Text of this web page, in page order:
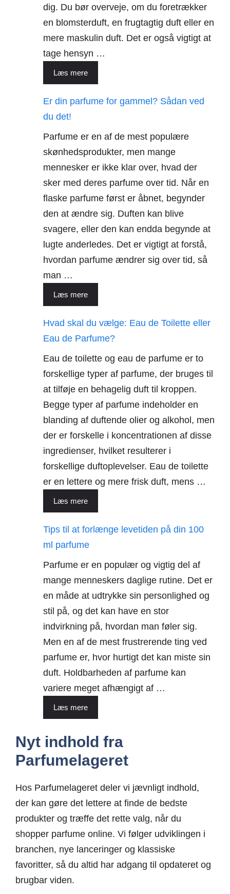
dig. Du bør overveje, om du foretrækker
en blomsterduft, en frugtagtig duft eller en
mere maskulin duft. Det er også vigtigt at
tage hensyn …
Læs mere
Er din parfume for gammel? Sådan ved
du det!
Parfume er en af de mest populære
skønhedsprodukter, men mange
mennesker er ikke klar over, hvad der
sker med deres parfume over tid. Når en
flaske parfume først er åbnet, begynder
den at ændre sig. Duften kan blive
svagere, eller den kan endda begynde at
lugte anderledes. Det er vigtigt at forstå,
hvordan parfume ændrer sig over tid, så
man …
Læs mere
Hvad skal du vælge: Eau de Toilette eller
Eau de Parfume?
Eau de toilette og eau de parfume er to
forskellige typer af parfume, der bruges til
at tilføje en behagelig duft til kroppen.
Begge typer af parfume indeholder en
blanding af duftende olier og alkohol, men
der er forskelle i koncentrationen af disse
ingredienser, hvilket resulterer i
forskellige duftoplevelser. Eau de toilette
er en lettere og mere frisk duft, mens …
Læs mere
Tips til at forlænge levetiden på din 100
ml parfume
Parfume er en populær og vigtig del af
mange menneskers daglige rutine. Det er
en måde at udtrykke sin personlighed og
stil på, og det kan have en stor
indvirkning på, hvordan man føler sig.
Men en af de mest frustrerende ting ved
parfume er, hvor hurtigt det kan miste sin
duft. Holdbarheden af parfume kan
variere meget afhængigt af …
Læs mere
Nyt indhold fra
Parfumelageret
Hos Parfumelageret deler vi jævnligt indhold,
der kan gøre det lettere at finde de bedste
produkter og træffe det rette valg, når du
shopper parfume online. Vi følger udviklingen i
branchen, nye lanceringer og klassiske
favoritter, så du altid har adgang til opdateret og
brugbar viden.